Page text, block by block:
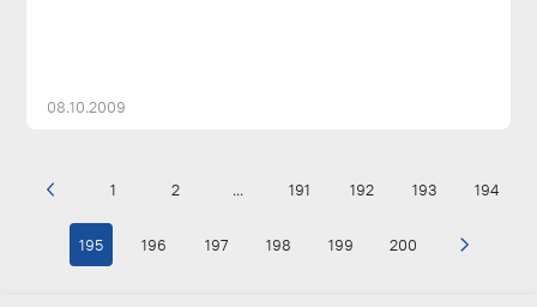
08.10.2009
1 2 ... 191 192 193 194
195 196 197 198 199 200